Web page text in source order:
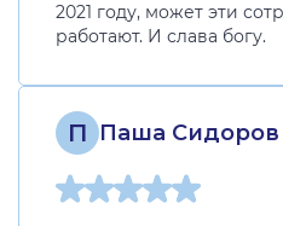
2021 году, может эти
работают. И слава богу.
П Паша Сидоров